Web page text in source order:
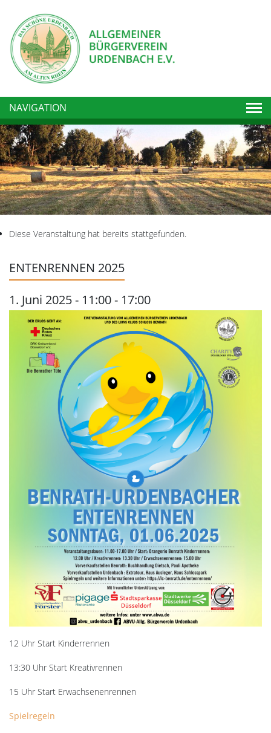
NAVIGATION
Diese Veranstaltung hat bereits stattgefunden.
ENTENRENNEN 2025
1. Juni 2025 - 11:00- 17:00
12 Uhr Start Kinderrennen
13:30 Uhr Start Kreativrennen
15 Uhr Start Erwachsenenrennen
Spielregeln